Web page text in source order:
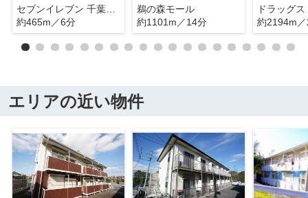
セブンイレブン 千葉大巌寺店
約465m／6分
鵜の森モール
約1101m／14分
約2194m
エリアの近い物件